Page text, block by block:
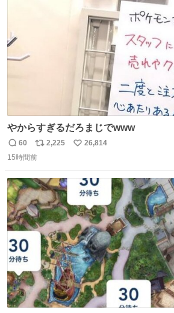
やからすぎるだろまじでwww
返
信
60
リ
ポ
ト
数
2,225
い
数
26,814
15時間前